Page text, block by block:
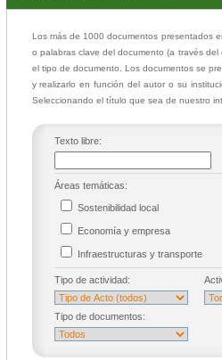
Los más de 1000 documentos presentados
o palabras clave del documento (a través
el tipo de documento. Los documentos se
y realizarlo en función del autor o su
Seleccionando el título que sea de nuestro
Texto libre:
Áreas temáticas:
Sostenibilidad local
Economía y empresa
Infraestructuras y transporte
Tipo de actividad:
Tipo de documentos: